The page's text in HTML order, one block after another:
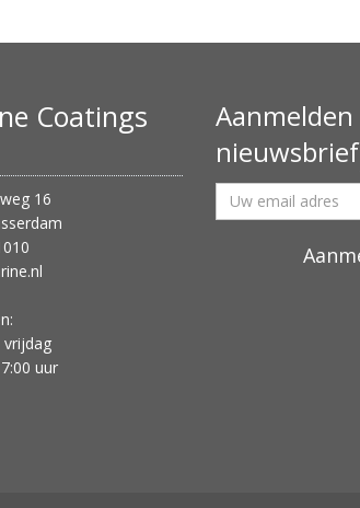
Coatings
16
uur
Aanmelden
nieuwsbrief